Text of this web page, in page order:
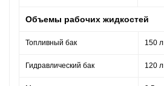
Объемы рабочих жидкостей
Топливный бак 150 л
Гидравлический бак 120 л